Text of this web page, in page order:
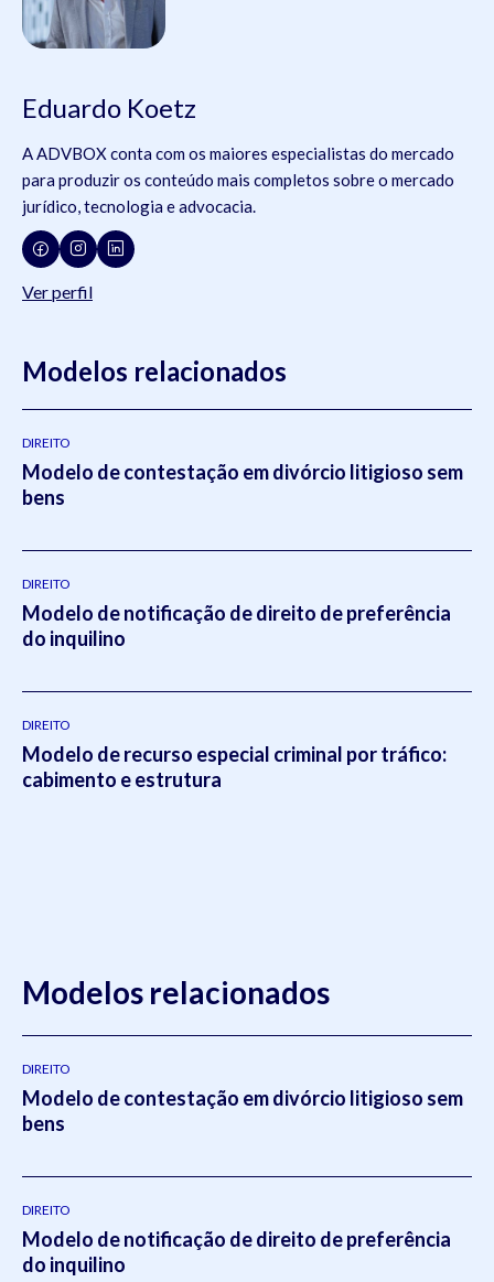
Eduardo Koetz
A ADVBOX conta com os maiores especialistas do mercado
para produzir os conteúdo mais completos sobre o mercado
jurídico, tecnologia e advocacia.
Ver perfil
Modelos relacionados
DIREITO
Modelo de contestação em divórcio litigioso sem
bens
DIREITO
Modelo de notificação de direito de preferência
do inquilino
DIREITO
Modelo de recurso especial criminal por tráfico:
cabimento e estrutura
Modelos relacionados
DIREITO
Modelo de contestação em divórcio litigioso sem
bens
DIREITO
Modelo de notificação de direito de preferência
do inquilino